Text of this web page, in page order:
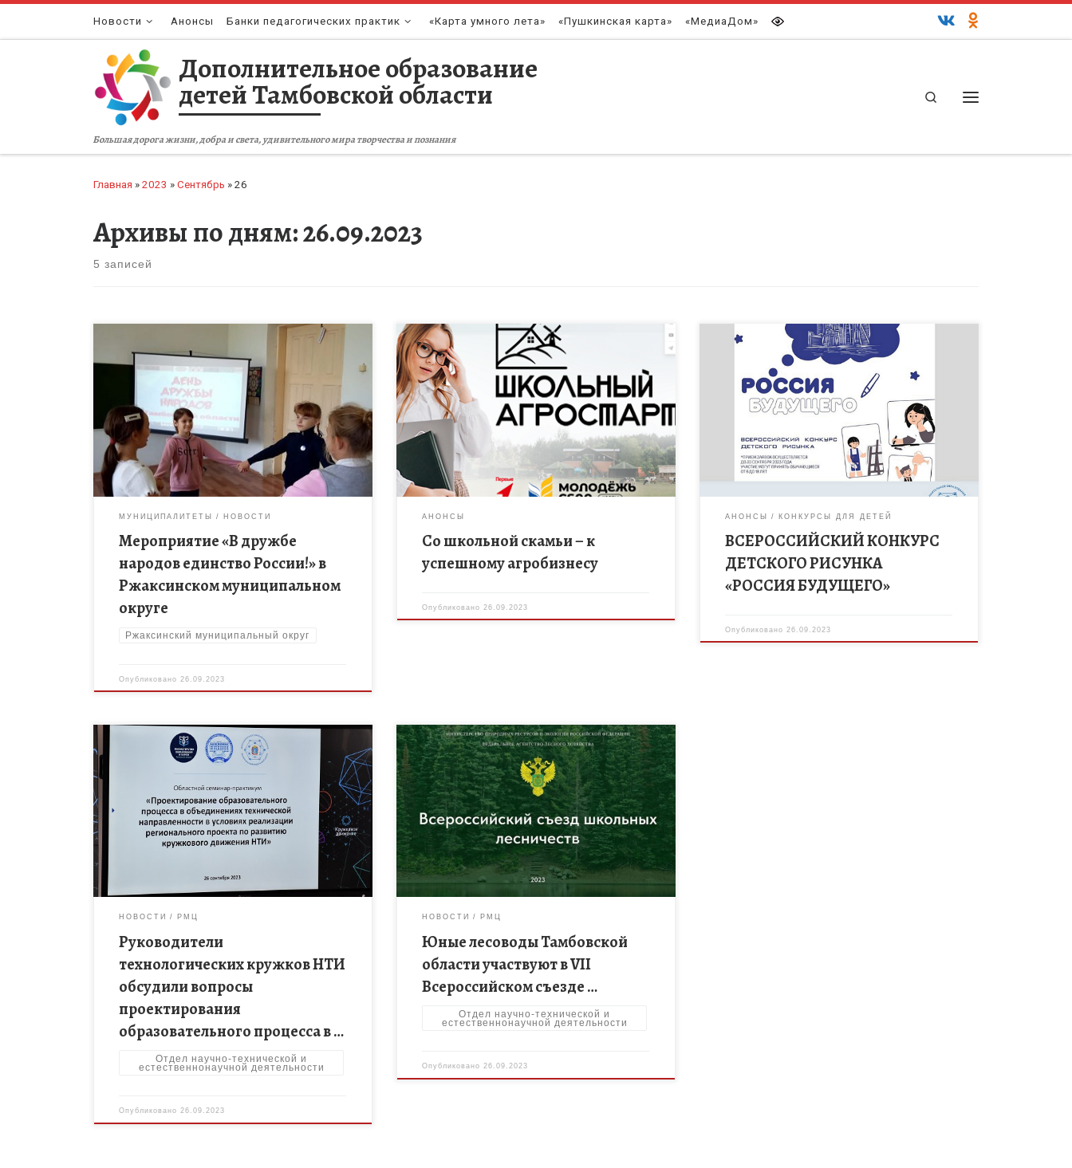
Перейти к содержимому
Новости Анонсы Банки педагогических практик «Карта умного лета» «Пушкинская карта» «МедиаДом»
Дополнительное образование
детей Тамбовской области
Большая дорога жизни, добра и света, удивительного мира творчества и познания
Search
Главная » 2023 » Сентябрь » 26
Архивы по дням:26.09.2023
5 записей
25 сентября руководителем ШСП Власовой М.С.
для учащихся 1-4 классов было проведено
мероприятие «В дружбе народов единство
России!» Цель мероприятия: Формирование и
развитие чувства патриотизма, […]
МУНИЦИПАЛИТЕТЫ НОВОСТИ
Мероприятие «В дружбе
народов единство России!» в
Ржаксинском муниципальном
округе
Ржаксинский муниципальный округ
Опубликовано 26.09.2023
Российский союз сельской молодёжи дал старт
новому образовательному проекту «Школьный
агростартап», который направлен на
популяризацию фермерства через выявление и
поддержку талантливой молодёжи, а также на […]
АНОНСЫ
Со школьной скамьи – к
успешному агробизнесу
Опубликовано 26.09.2023
Приглашаем принять участие в конкурсе детского
рисунка «РОССИЯ БУДУЩЕГО» Цель Конкурса:
воспитание патриотизма, гражданской позиции,
развитие художественно-творческого мышления и
эстетического вкуса детей и молодежи.
Участниками […]
АНОНСЫ КОНКУРСЫ ДЛЯ ДЕТЕЙ
ВСЕРОССИЙСКИЙ КОНКУРС
ДЕТСКОГО РИСУНКА
«РОССИЯ БУДУЩЕГО»
Опубликовано 26.09.2023
Областной семинар-практикум «Проектирование
образовательного процесса в объединениях
технической направленности в условиях
реализации регионального проекта по развитию
кружкового движения НТИ» состоялся 26 сентября
НОВОСТИ РМЦ
Руководители
технологических кружков НТИ
обсудили вопросы
проектирования
образовательного процесса в …
Отдел научно-технической и
естественнонаучной деятельности
Опубликовано26.09.2023
Всероссийский съезд школьных лесничеств
проходит с 25 по 29 сентября 2023 года на базе
оздоровительного комплекса «Левково»
Московской области. Съезд направлен на
развитие движения школьных […]
НОВОСТИ РМЦ
Юные лесоводы Тамбовской
области участвуют в VII
Всероссийском съезде …
Отдел научно-технической и
естественнонаучной деятельности
Опубликовано26.09.2023